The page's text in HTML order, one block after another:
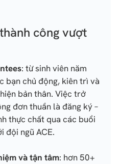
công vượt
: từ sinh viên năm
bạn chủ động, kiên trì và
bản thân. Việc trở
đơn thuần là đăng ký –
thực chất qua các buổi
đội ngũ ACE.
và tận tâm: hơn 50+